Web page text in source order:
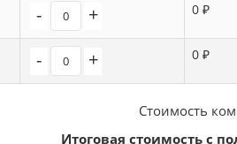
- + 0 ₽
- + 0 ₽
Стоимость
Итоговая стоимость с